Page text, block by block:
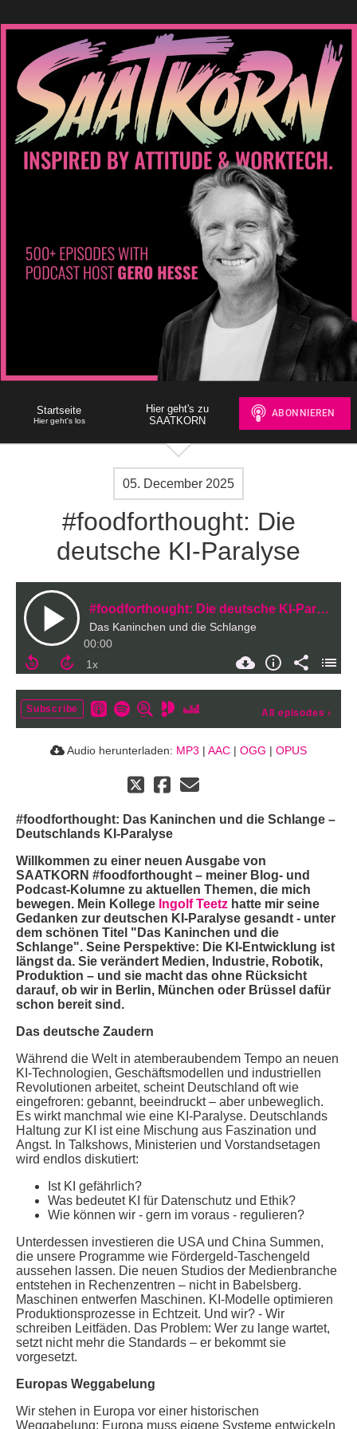
Startseite
Hier geht's los
Hier geht's zu
SAATKORN
05. December 2025
#foodforthought: Die
deutsche KI-Paralyse
#foodforthought: Die deutsche KI-Paralyse
Das Kaninchen und die Schlange
00:00
Subscribe All episodes ›
Audio herunterladen: MP3 | AAC | OGG | OPUS
#foodforthought: Das Kaninchen und die Schlange –
Deutschlands KI-Paralyse
Willkommen zu einer neuen Ausgabe von
SAATKORN #foodforthought – meiner Blog- und
Podcast-Kolumne zu aktuellen Themen, die mich
bewegen. Mein Kollege Ingolf Teetz hatte mir seine
Gedanken zur deutschen KI-Paralyse gesandt - unter
dem schönen Titel "Das Kaninchen und die
Schlange". Seine Perspektive: Die KI-Entwicklung ist
längst da. Sie verändert Medien, Industrie, Robotik,
Produktion – und sie macht das ohne Rücksicht
darauf, ob wir in Berlin, München oder Brüssel dafür
schon bereit sind.
Das deutsche Zaudern
Während die Welt in atemberaubendem Tempo an neuen
KI-Technologien, Geschäftsmodellen und industriellen
Revolutionen arbeitet, scheint Deutschland oft wie
eingefroren: gebannt, beeindruckt – aber unbeweglich.
Es wirkt manchmal wie eine KI-Paralyse. Deutschlands
Haltung zur KI ist eine Mischung aus Faszination und
Angst. In Talkshows, Ministerien und Vorstandsetagen
wird endlos diskutiert:
Ist KI gefährlich?
Was bedeutet KI für Datenschutz und Ethik?
Wie können wir - gern im voraus - regulieren?
Unterdessen investieren die USA und China Summen,
die unsere Programme wie Fördergeld-Taschengeld
aussehen lassen. Die neuen Studios der Medienbranche
entstehen in Rechenzentren – nicht in Babelsberg.
Maschinen entwerfen Maschinen. KI-Modelle optimieren
Produktionsprozesse in Echtzeit. Und wir? - Wir
schreiben Leitfäden. Das Problem: Wer zu lange wartet,
setzt nicht mehr die Standards – er bekommt sie
vorgesetzt.
Europas Weggabelung
Wir stehen in Europa vor einer historischen
Weggabelung: Europa muss eigene Systeme entwickeln